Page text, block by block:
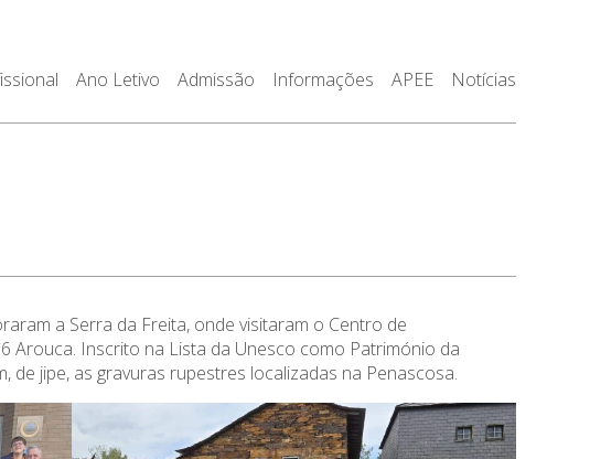
Ano Letivo Admissão Informações APEE Notícias
a Serra da Freita, onde visitaram o Centro de
Arouca. Inscrito na Lista da Unesco como Património da
de jipe, as gravuras rupestres localizadas na Penascosa.